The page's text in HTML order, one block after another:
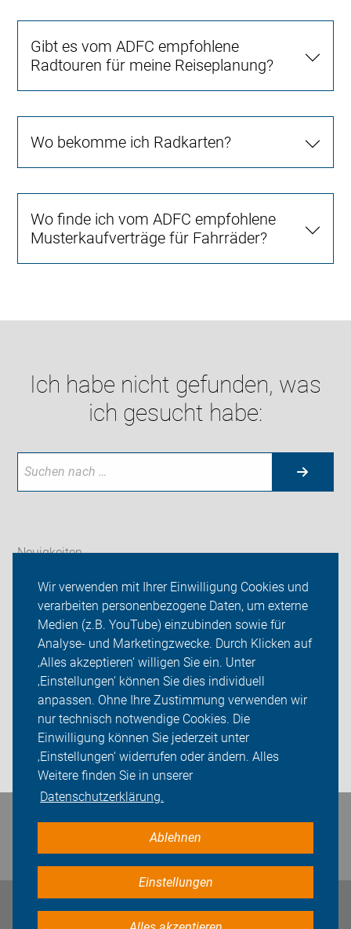
Wir verwenden mit Ihrer Einwilligung Cookies und
verarbeiten personenbezogene Daten, um externe
Medien (z.B. YouTube) einzubinden sowie für
Analyse- und Marketingzwecke. Durch Klicken auf
‚Alles akzeptieren‘ willigen Sie ein. Unter
‚Einstellungen‘ können Sie dies individuell
anpassen. Ohne Ihre Zustimmung verwenden wir
nur technisch notwendige Cookies. Die
Einwilligung können Sie jederzeit unter
‚Einstellungen‘ widerrufen oder ändern. Alles
Weitere finden Sie in unserer
Datenschutzerklärung.
Ablehnen
Einstellungen
Gibt es vom ADFC empfohlene
Radtouren für meine Reiseplanung?
Wo bekomme ich Radkarten?
Wo finde ich vom ADFC empfohlene
Musterkaufverträge für Fahrräder?
Ich habe nicht gefunden, was
ich gesucht habe:
Neuigkeiten
ADFC Jerichower Land
Roland-Sternfahrt
Radtouren
Sei dabei
Presse
Login
Bleiben Sie in Kontakt